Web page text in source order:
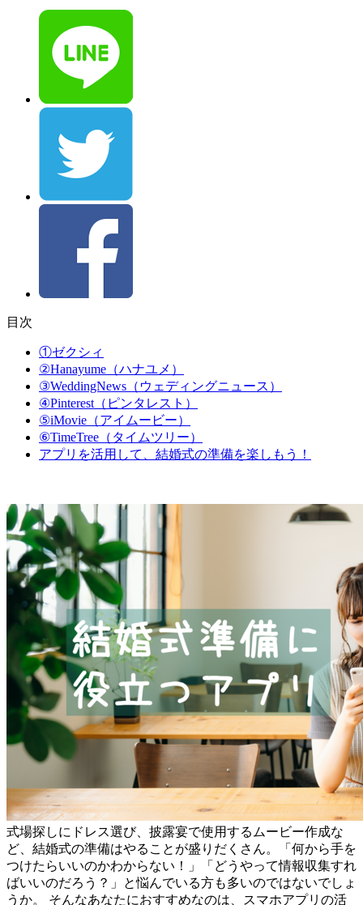
目次
①ゼクシィ
②Hanayume（ハナユメ）
③WeddingNews（ウェディングニュース）
④Pinterest（ピンタレスト）
⑤iMovie（アイムービー）
⑥TimeTree（タイムツリー）
アプリを活用して、結婚式の準備を楽しもう！
式場探しにドレス選び、披露宴で使用するムービー作成な
ど、結婚式の準備はやることが盛りだくさん。「何から手を
つけたらいいのかわからない！」「どうやって情報収集すれ
ばいいのだろう？」と悩んでいる方も多いのではないでしょ
うか。 そんなあなたにおすすめなのは、スマホアプリの活